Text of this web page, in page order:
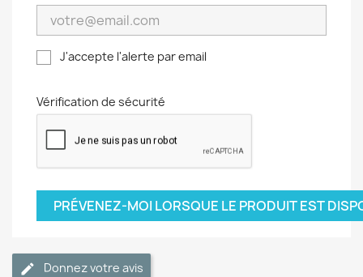
J'accepte l'alerte par email
Vérification de sécurité
PRÉVENEZ-MOI LORSQUE LE PRODUIT EST
Donnez votre avis